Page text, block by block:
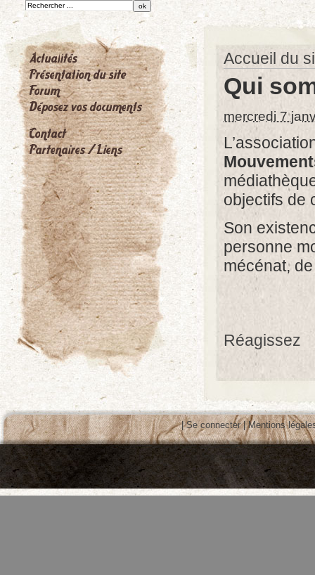
Accueil du
Qui
mercredi 7
objectifs de
Son
personne
mécénat,
Réagissez
|Se connecter|Mentions